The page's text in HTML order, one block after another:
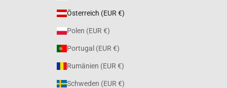
Österreich (EUR €)
Polen (EUR €)
Portugal (EUR €)
Rumänien (EUR €)
Schweden (EUR €)